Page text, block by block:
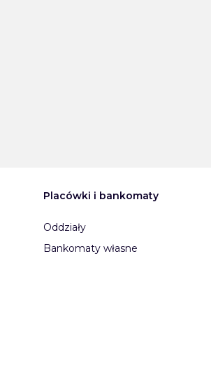
Placówki i bankomaty
Oddziały
Bankomaty własne